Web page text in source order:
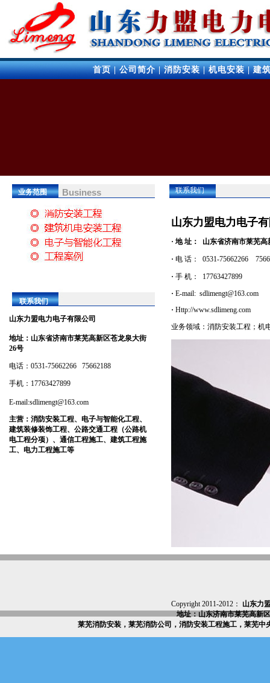
首页|公司简介|消防安装|机电安装|建
业务范围 Business
联系我们
山东力盟电力电子有限公司
地址： 山东省济南市莱芜高新区苍龙泉大街
26号
电话：0531-75662266 75662188
手机：17763427899
E-mail:sdlimengt@163.com
主营： 消防安装工程、电子与智能化工程、
建筑装修装饰工程、公路交通工程（公路机
电工程分项）、通信工程施工、建筑工程施
工、电力工程施工等
联系我们
山东力盟电力电子
· 地 址： 山东省济南市莱芜
· 电 话： 0531-75662266
· 手 机 ： 17763427899
· E-mail: sdlimengt@163.com
· Http://www.sdlimeng.com
业务领域： 消防安装工程；机
Copyright 2011-2012： 山东力
地址：山东济南市莱芜高新
莱芜消防安装，莱芜消防公司，消防安装工程施工，莱芜